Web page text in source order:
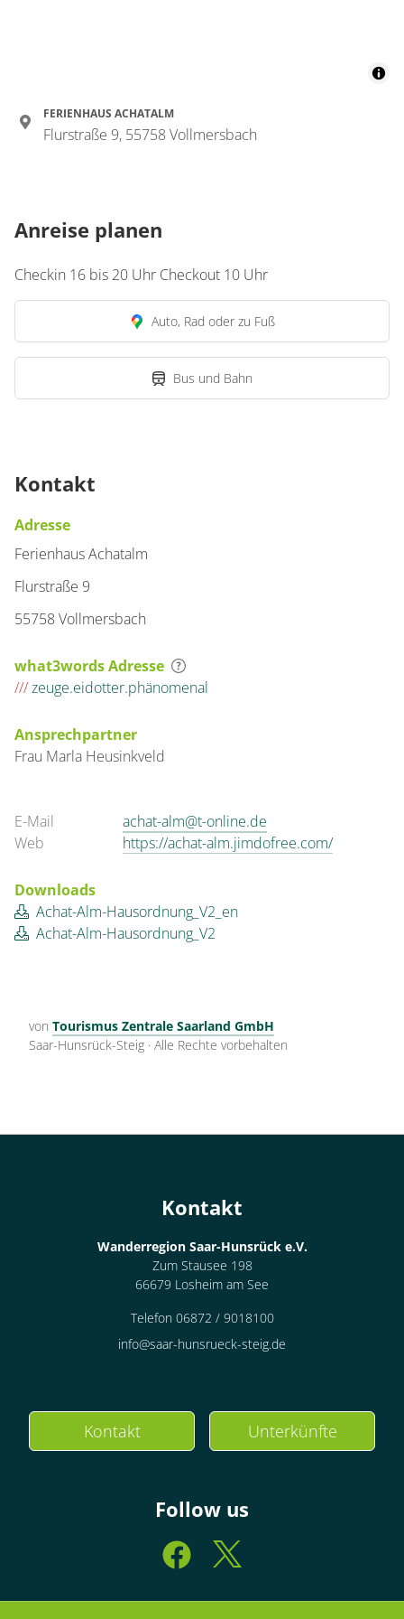
FERIENHAUS ACHATALM
Flurstraße 9, 55758 Vollmersbach
Anreise planen
Checkin 16 bis 20 Uhr Checkout 10 Uhr
Auto, Rad oder zu Fuß
Bus und Bahn
Kontakt
Adresse
Ferienhaus Achatalm
Flurstraße 9
55758 Vollmersbach
what3words Adresse
///zeuge.eidotter.phänomenal
Ansprechpartner
Frau Marla Heusinkveld
E-Mail
achat-alm@t-online.de
Web
https://achat-alm.jimdofree.com/
Downloads
Achat-Alm-Hausordnung_V2_en
Achat-Alm-Hausordnung_V2
von Tourismus Zentrale Saarland GmbH
Saar-Hunsrück-Steig · Alle Rechte vorbehalten
Kontakt
Wanderregion Saar-Hunsrück e.V.
Zum Stausee 198
66679 Losheim am See
Telefon 06872 / 9018100
info@saar-hunsrueck-steig.de
Kontakt Unterkünfte
Follow us